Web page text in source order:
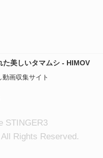
た美しいタマムシ - HIMOV
画収集サイト
STINGER3
Rights Reserved.